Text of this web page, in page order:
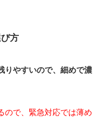
方
りやすいので、細めで濃
ので、緊急対応では薄め